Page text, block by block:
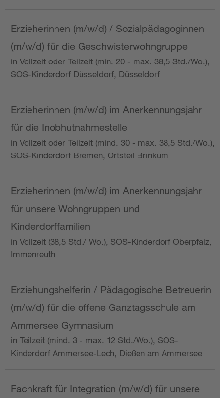
Erzieherinnen (m/w/d) / Sozialpädagoginnen
(m/w/d) für die Geschwisterwohngruppe
in Vollzeit oder Teilzeit (min. 20 - max. 38,5 Std./Wo.),
SOS-Kinderdorf Düsseldorf, Düsseldorf
Erzieherinnen (m/w/d) im Anerkennungsjahr
für die Inobhutnahmestelle
in Vollzeit oder Teilzeit (mind. 30 - max. 38,5 Std./Wo.),
SOS-Kinderdorf Bremen, Ortsteil Brinkum
Erzieherinnen (m/w/d) im Anerkennungsjahr
für unsere Wohngruppen und
Kinderdorffamilien
in Vollzeit (38,5 Std./ Wo.), SOS-Kinderdorf Oberpfalz,
Immenreuth
Erziehungshelferin / Pädagogische Betreuerin
(m/w/d) für die offene Ganztagsschule am
Ammersee Gymnasium
in Teilzeit (mind. 3 - max. 12 Std./Wo.), SOS-
Kinderdorf Ammersee-Lech, Dießen am Ammersee
Fachkraft für Integration (m/w/d) für unsere